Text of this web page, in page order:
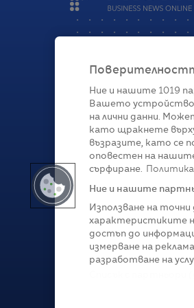
Категории
ГлобалноБизнес
Ние и нашите 1019
Вашето
на лични данни.
като щракнете
възразите, като се
оповестен на
сърфиране.
Ние и нашите
Използване на
характеристиките
достъп до
измерване на
разработване на